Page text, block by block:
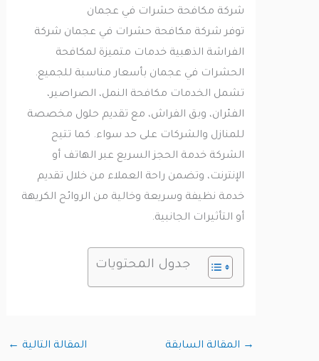
شركة مكافحة حشرات في عجمان
توفر شركة مكافحة حشرات في عجمان شركة
الفراشة الذهبية خدمات متميزة لمكافحة
الحشرات في عجمان بأسعار مناسبة للجميع.
تشمل الخدمات مكافحة النمل، الصراصير،
الفئران، وبق الفراش، مع تقديم حلول مخصصة
للمنازل والشركات على حد سواء. كما تتيح
الشركة خدمة الحجز السريع عبر الهاتف أو
الإنترنت، وتضمن راحة العملاء من خلال تقديم
خدمة نظيفة وسريعة وخالية من الروائح الكريهة
أو التأثيرات الجانبية.
جدول المحتويات
المقالة السابقة المقالة التالية←